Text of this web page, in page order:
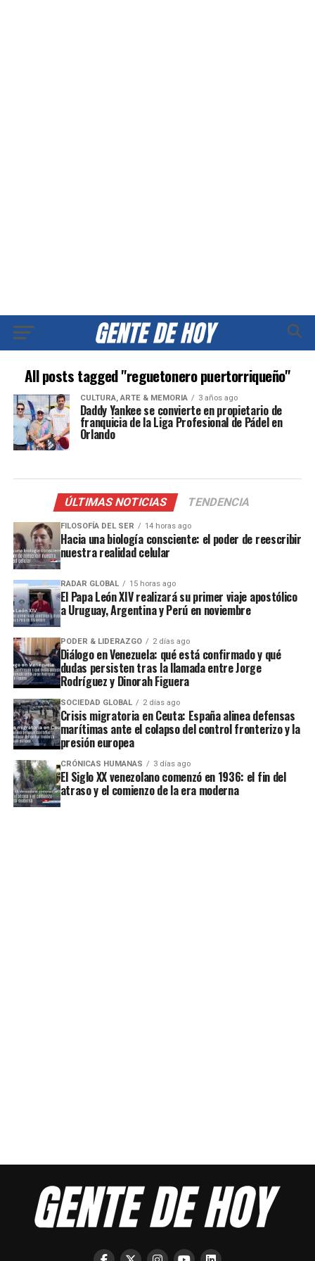
All posts tagged "reguetonero puertorriqueño"
CULTURA, ARTE & MEMORIA 3 años ago
Daddy Yankee se convierte en propietario de
franquicia de la Liga Profesional de Pádel en
Orlando
ÚLTIMAS NOTICIAS TENDENCIA
FILOSOFÍA DEL SER 14 horas ago
Hacia una biología consciente: el poder de reescribir
nuestra realidad celular
RADAR GLOBAL 15 horas ago
El Papa León XIV realizará su primer viaje apostólico
a Uruguay, Argentina y Perú en noviembre
PODER & LIDERAZGO 2 días ago
Diálogo en Venezuela: qué está confirmado y qué
dudas persisten tras la llamada entre Jorge
Rodríguez y Dinorah Figuera
SOCIEDAD GLOBAL 2 días ago
Crisis migratoria en Ceuta: España alinea defensas
marítimas ante el colapso del control fronterizo y la
presión europea
CRÓNICAS HUMANAS 3 días ago
El Siglo XX venezolano comenzó en 1936: el fin del
atraso y el comienzo de la era moderna